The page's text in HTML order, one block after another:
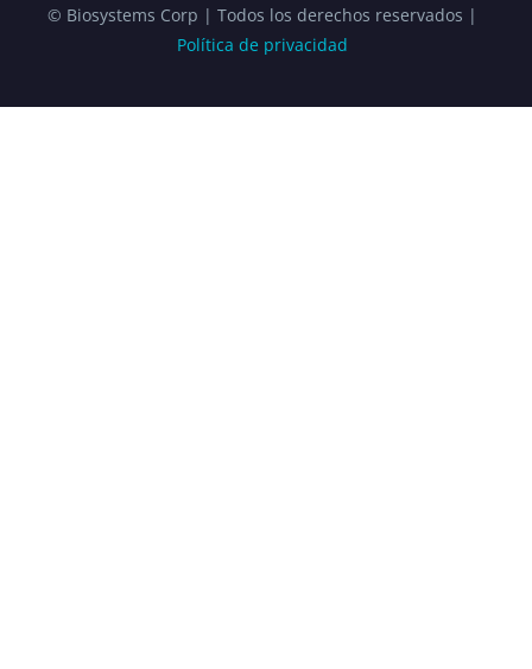
© Biosystems Corp | Todos los derechos reservados |
Política de privacidad